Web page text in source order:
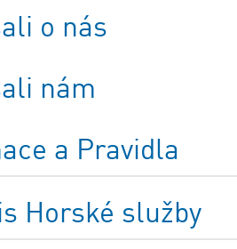
o nás
nám
a Pravidla
Horské služby